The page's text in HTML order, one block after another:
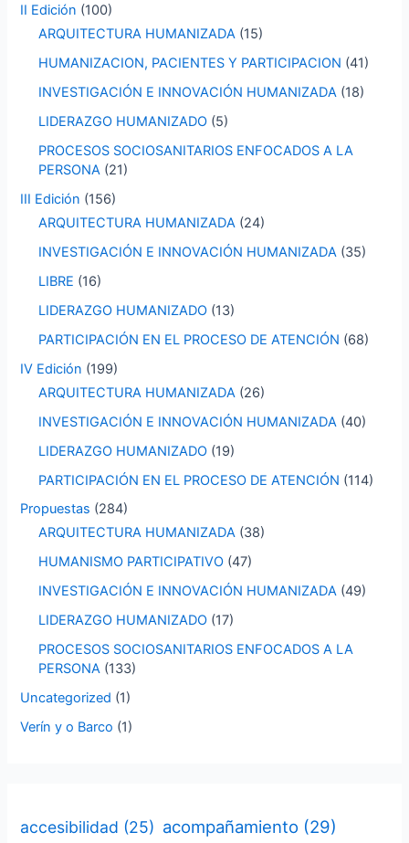
:II Edición (100)
ARQUITECTURA HUMANIZADA (15)
HUMANIZACION, PACIENTES Y PARTICIPACION (41)
INVESTIGACIÓN E INNOVACIÓN HUMANIZADA (18)
LIDERAZGO HUMANIZADO (5)
PROCESOS SOCIOSANITARIOS ENFOCADOS A LA
PERSONA (21)
III Edición (156)
ARQUITECTURA HUMANIZADA (24)
INVESTIGACIÓN E INNOVACIÓN HUMANIZADA (35)
LIBRE (16)
LIDERAZGO HUMANIZADO (13)
PARTICIPACIÓN EN EL PROCESO DE ATENCIÓN (68)
IV Edición (199)
ARQUITECTURA HUMANIZADA (26)
INVESTIGACIÓN E INNOVACIÓN HUMANIZADA (40)
LIDERAZGO HUMANIZADO (19)
PARTICIPACIÓN EN EL PROCESO DE ATENCIÓN (114)
Propuestas (284)
ARQUITECTURA HUMANIZADA (38)
HUMANISMO PARTICIPATIVO (47)
INVESTIGACIÓN E INNOVACIÓN HUMANIZADA (49)
LIDERAZGO HUMANIZADO (17)
PROCESOS SOCIOSANITARIOS ENFOCADOS A LA
PERSONA (133)
Uncategorized (1)
Verín y o Barco (1)
accesibilidad (25) acompañamiento (29)